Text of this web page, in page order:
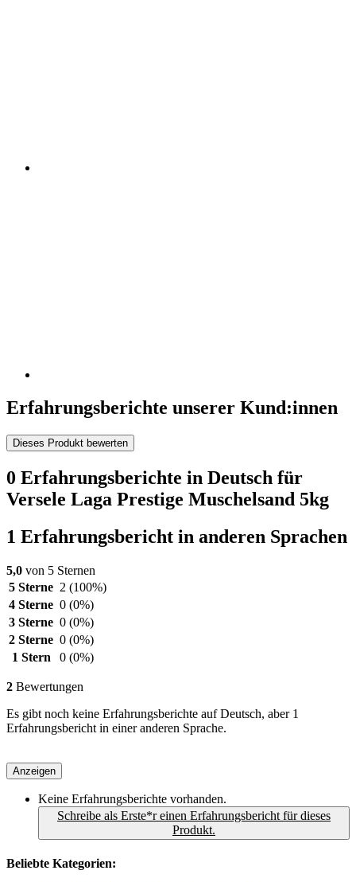
Erfahrungsberichte unserer Kund:innen
Dieses Produkt bewerten
0 Erfahrungsberichte in Deutsch für
Versele Laga Prestige Muschelsand 5kg
1 Erfahrungsbericht in anderen Sprachen
5,0 von 5 Sternen
5 Sterne 2 (100%)
4 Sterne 0 (0%)
3 Sterne 0 (0%)
2 Sterne 0 (0%)
1 Stern
0 (0%)
2 Bewertungen
Es gibt noch keine Erfahrungsberichte auf Deutsch, aber 1
Erfahrungsbericht in einer anderen Sprache.
Anzeigen
Keine Erfahrungsberichte vorhanden.
Schreibe als Erste*r einen Erfahrungsbericht für dieses
Produkt.
Beliebte Kategorien: